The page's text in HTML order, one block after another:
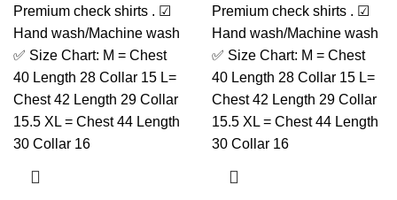
Premium check shirts . ☑
Hand wash/Machine wash
✅ Size Chart: M = Chest
40 Length 28 Collar 15 L=
Chest 42 Length 29 Collar
15.5 XL = Chest 44 Length
30 Collar 16
Premium check shirts . ☑
Hand wash/Machine wash
✅ Size Chart: M = Chest
40 Length 28 Collar 15 L=
Chest 42 Length 29 Collar
15.5 XL = Chest 44 Length
30 Collar 16